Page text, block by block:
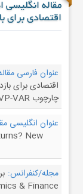
مقاله
اقتصادی برای
عنوان فارسی
اقتصادی برای
چارچوب TVP-VAR
عنوان انگلیسی
New
مجله/کنفرانس:
& Finance